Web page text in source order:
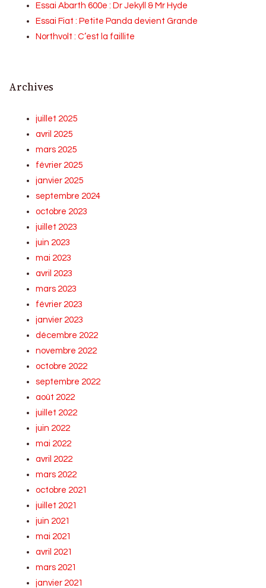
Essai Abarth 600e : Dr Jekyll & Mr Hyde
Essai Fiat : Petite Panda devient Grande
Northvolt : C’est la faillite
Archives
juillet 2025
avril 2025
mars 2025
février 2025
janvier 2025
septembre 2024
octobre 2023
juillet 2023
juin 2023
mai 2023
avril 2023
mars 2023
février 2023
janvier 2023
décembre 2022
novembre 2022
octobre 2022
septembre 2022
août 2022
juillet 2022
juin 2022
mai 2022
avril 2022
mars 2022
octobre 2021
juillet 2021
juin 2021
mai 2021
avril 2021
mars 2021
janvier 2021